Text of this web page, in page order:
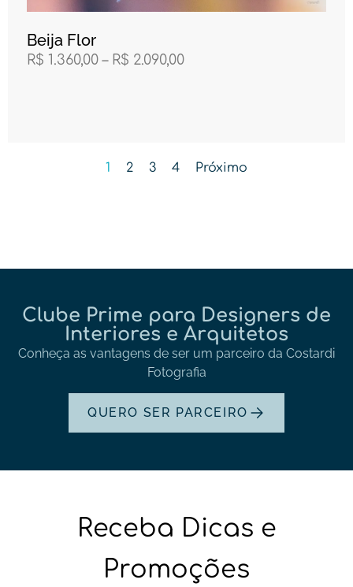
Beija Flor
R$ 1.360,00 – R$ 2.090,00
1 2 3 4 Próximo
Clube Prime para Designers de
Interiores e Arquitetos
Conheça as vantagens de ser um parceiro da Costardi
Fotografia
QUERO SER PARCEIRO
Receba Dicas e
Promoções